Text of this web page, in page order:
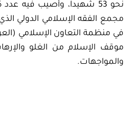
نحو 53 شهيداً، وأصيب فيه
مجمع الفقه الإسلامي الدولي
والمواجهات.